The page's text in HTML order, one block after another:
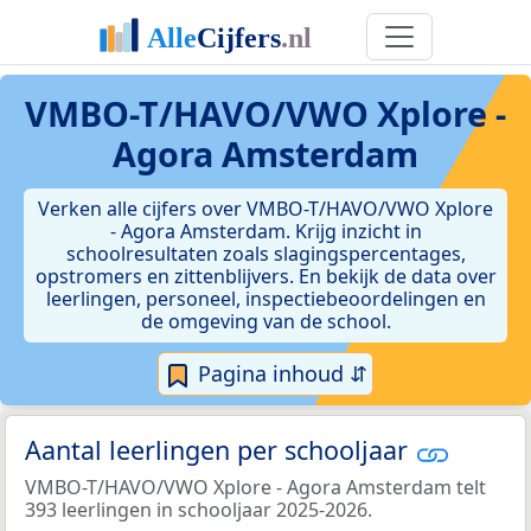
VMBO-T/HAVO/VWO Xplore -
Agora Amsterdam
Verken alle cijfers over VMBO-T/HAVO/VWO Xplore
- Agora Amsterdam. Krijg inzicht in
schoolresultaten zoals slagingspercentages,
opstromers en zittenblijvers. En bekijk de data over
leerlingen, personeel, inspectiebeoordelingen en
de omgeving van de school.
Pagina inhoud ⇵
Aantal leerlingen per schooljaar
VMBO-T/HAVO/VWO Xplore - Agora Amsterdam telt
393 leerlingen in schooljaar 2025-2026.